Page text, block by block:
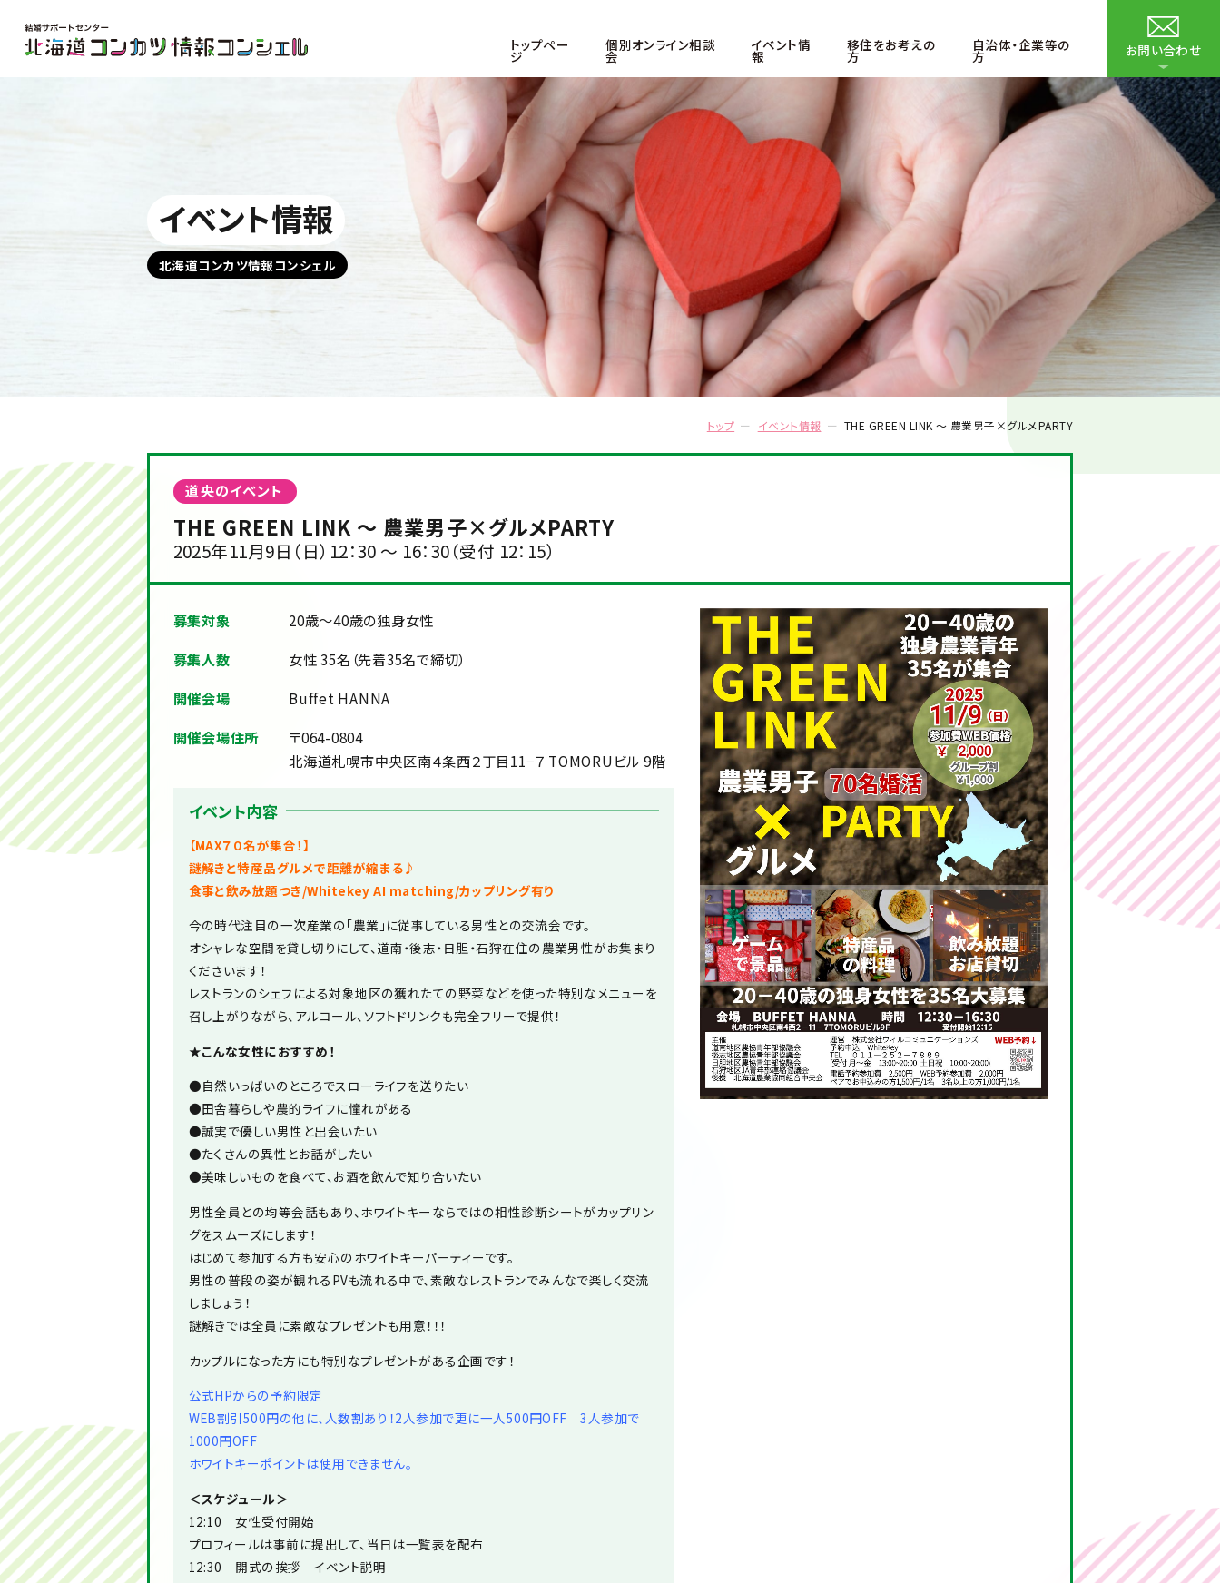
トップペー
ジ
個別オンライン相談
会
イベント情
報
移住をお考えの
方
自治体・企業等の
方 お問い合わせ
イベント情報
北海道コンカツ情報コンシェル
トップ イベント情報 THE GREEN LINK 〜 農業男子×グルメPARTY
道央のイベント
THE GREEN LINK 〜 農業男子×グルメPARTY
2025年11月9日（日）12：30 ～ 16：30（受付 12：15）
募集対象
20歳～40歳の独身女性
募集人数
女性 35名（先着35名で締切）
開催会場
Buffet HANNA
開催会場住所
〒064-0804
北海道札幌市中央区南４条西２丁目11−７ TOMORUビル 9階
イベント内容
【MAX７０名が集合！】
謎解きと特産品グルメで距離が縮まる♪
食事と飲み放題つき/Whitekey AI matching/カップリング有り
今の時代注目の一次産業の「農業」に従事している男性との交流会です。
オシャレな空間を貸し切りにして、道南・後志・日胆・石狩在住の農業男性がお集まり
くださいます！
レストランのシェフによる対象地区の獲れたての野菜などを使った特別なメニューを
召し上がりながら、アルコール、ソフトドリンクも完全フリーで提供！
★こんな女性におすすめ！
●自然いっぱいのところでスローライフを送りたい
●田舎暮らしや農的ライフに憧れがある
●誠実で優しい男性と出会いたい
●たくさんの異性とお話がしたい
●美味しいものを食べて、お酒を飲んで知り合いたい
男性全員との均等会話もあり、ホワイトキーならではの相性診断シートがカップリン
グをスムーズにします！
はじめて参加する方も安心のホワイトキーパーティーです。
男性の普段の姿が観れるPVも流れる中で、素敵なレストランでみんなで楽しく交流
しましょう！
謎解きでは全員に素敵なプレゼントも用意！！！
カップルになった方にも特別なプレゼントがある企画です！
公式HPからの予約限定
WEB割引500円の他に、人数割あり！2人参加で更に一人500円OFF 3人参加で
1000円OFF
ホワイトキーポイントは使用できません。
＜スケジュール＞
12:10 女性受付開始
プロフィールは事前に提出して、当日は一覧表を配布
12:30 開式の挨拶 イベント説明